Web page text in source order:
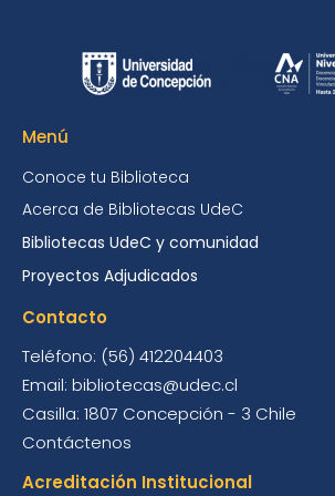
Menú
Conoce tu Biblioteca
Acerca de Bibliotecas UdeC
Bibliotecas UdeC y comunidad
Proyectos Adjudicados
Contacto
Teléfono: (56) 412204403
Email: bibliotecas@udec.cl
Casilla: 1807 Concepción - 3 Chile
Contáctenos
Acreditación Institucional